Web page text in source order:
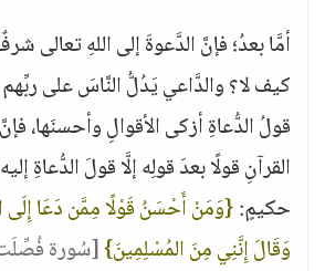
أمَّا بعدُ؛ فإنَّ الدَّعوةَ إلى اللهِ تعالى
كيف لا؟ والدَّاعي يَدُلُّ النَّاسَ على
قولُ الدُّعاةِ أزكى الأقوالِ وأحسنَها،
القرآنِ قولًا بعدَ قولِه إلَّا قولَ الدُّعاةِ
حكيمٍ:{وَمَنْ أَحْسَنُ قَوْلًا مِمَّن دَعَا إِلَى
وَقَالَ إِنَّنِي مِنَ المُسْلِمِينَ}[سُورة فُصِّلَت: